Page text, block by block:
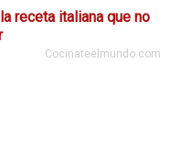
receta italiana que no
Cocinateelmundo.com